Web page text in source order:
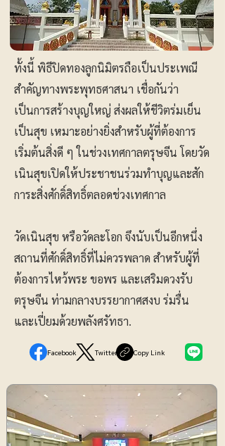
ทั้งนี้ พิธีปิดทองลูกนิมิตรถือเป็นประเพณี
สำคัญทางพระพุทธศาสนา เชื่อกันว่า
เป็นการสร้างบุญใหญ่ ส่งผลให้ชีวิตร่มเย็น
เป็นสุข เหมาะอย่างยิ่งสำหรับผู้ที่ต้องการ
เริ่มต้นสิ่งดี ๆ ในช่วงเทศกาลตรุษจีน โดยวัด
เนินสุขเปิดให้ประชาชนร่วมทำบุญและสัก
การะสิ่งศักดิ์สิทธิ์ตลอดช่วงเทศกาล
วัดเนินสุข หรือวัดละโอก จึงนับเป็นอีกหนึ่ง
สถานที่ศักดิ์สิทธิ์ที่ไม่ควรพลาด สำหรับผู้ที่
ต้องการไหว้พระ ขอพร และเสริมดวงรับ
ตรุษจีน ท่ามกลางบรรยากาศสงบ ร่มรื่น
และเปี่ยมด้วยพลังศรัทธา.
Facebook Twitter Copy Link